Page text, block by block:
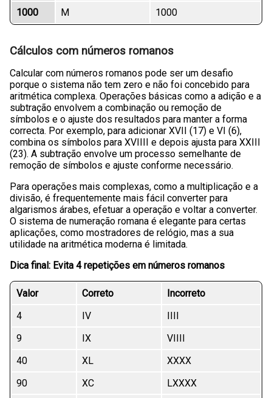
1000
M 1000
Cálculos com números romanos
Calcular com números romanos pode ser um desafio
porque o sistema não tem zero e não foi concebido para
aritmética complexa. Operações básicas como a adição e a
subtração envolvem a combinação ou remoção de
símbolos e o ajuste dos resultados para manter a forma
correcta. Por exemplo, para adicionar XVII (17) e VI (6),
combina os símbolos para XVIIII e depois ajusta para XXIII
(23). A subtração envolve um processo semelhante de
remoção de símbolos e ajuste conforme necessário.
Para operações mais complexas, como a multiplicação e a
divisão, é frequentemente mais fácil converter para
algarismos árabes, efetuar a operação e voltar a converter.
O sistema de numeração romana é elegante para certas
aplicações, como mostradores de relógio, mas a sua
utilidade na aritmética moderna é limitada.
Dica final: Evita 4 repetições em números romanos
Valor Correto
Incorreto
4
IV
9
IX
VIIII
40
XL
XXXX
90
XC
LXXXX